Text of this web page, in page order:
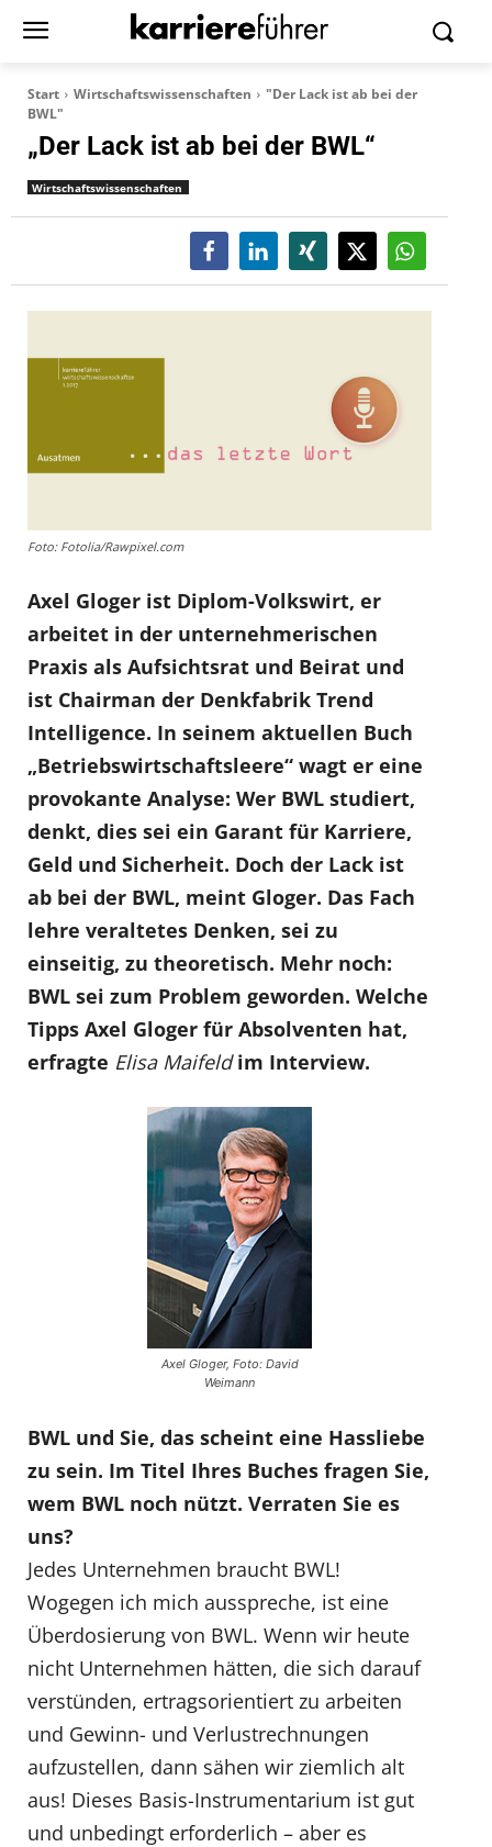
Start Wirtschaftswissenschaften
"Der Lack ist ab bei der
BWL"
„Der Lack ist ab bei der BWL“
Wirtschaftswissenschaften
Foto: Fotolia/Rawpixel.com
Axel Gloger ist Diplom-Volkswirt, er
arbeitet in der unternehmerischen
Praxis als Aufsichtsrat und Beirat und
ist Chairman der Denkfabrik Trend
Intelligence. In seinem aktuellen Buch
„Betriebswirtschaftsleere“ wagt er eine
provokante Analyse: Wer BWL studiert,
denkt, dies sei ein Garant für Karriere,
Geld und Sicherheit. Doch der Lack ist
ab bei der BWL, meint Gloger. Das Fach
lehre veraltetes Denken, sei zu
einseitig, zu theoretisch. Mehr noch:
BWL sei zum Problem geworden. Welche
Tipps Axel Gloger für Absolventen hat,
erfragte Elisa Maifeldim Interview.
Axel Gloger, Foto: David
Weimann
BWL und Sie, das scheint eine Hassliebe
zu sein. Im Titel Ihres Buches fragen Sie,
wem BWL noch nützt. Verraten Sie es
uns?
Jedes Unternehmen braucht BWL!
Wogegen ich mich ausspreche, ist eine
Überdosierung von BWL. Wenn wir heute
nicht Unternehmen hätten, die sich darauf
verstünden, ertragsorientiert zu arbeiten
und Gewinn- und Verlustrechnungen
aufzustellen, dann sähen wir ziemlich alt
aus! Dieses Basis-Instrumentarium ist gut
und unbedingt erforderlich – aber es